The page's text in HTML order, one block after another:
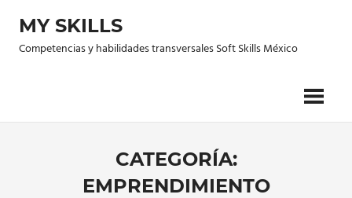
contenido
MY SKILLS
Competencias y habilidades transversales Soft Skills México
CATEGORÍA:
EMPRENDIMIENTO